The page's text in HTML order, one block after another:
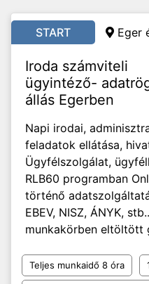
START Eger
Iroda számviteli
ügyintéző-
állás Egerben
Napi irodai,
feladatok ellátása,
Ügyfélszolgálat,
RLB60 programban
történő
EBEV, NISZ, ÁNYK,
munkakörben eltöltött
Teljes munkaidő 8 óra